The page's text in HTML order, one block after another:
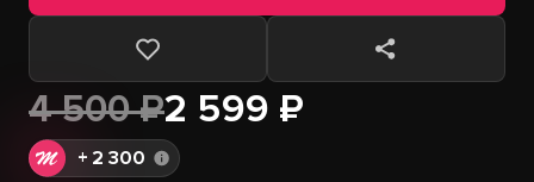
4 500 ₽2 599 ₽
+ 2 300